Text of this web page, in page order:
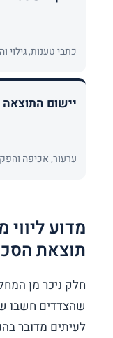
כתבי טענות, גילוי
יישום התוצאה
ערעור, אכיפה
מדוע
תוצאת
חלק ניכר מן
שהצדדים חשבו
לעיתים מדובר